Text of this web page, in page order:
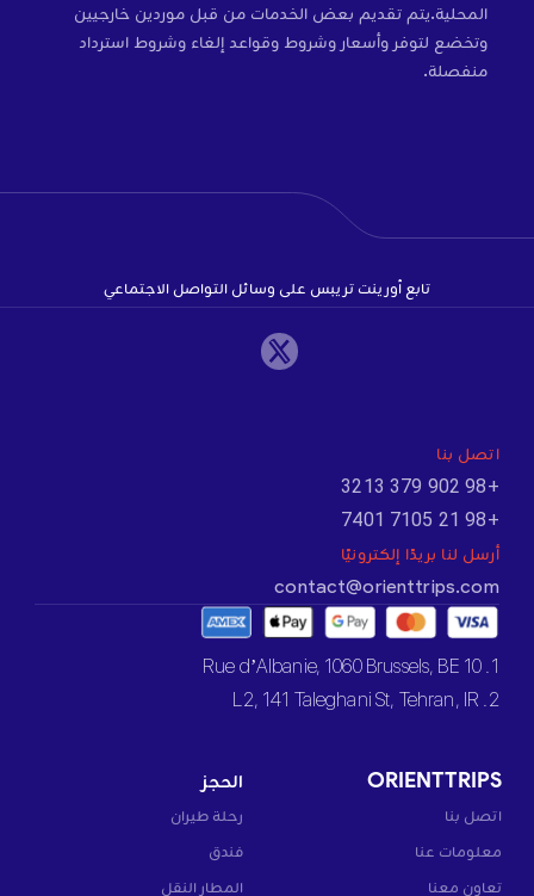
المحلية.يتم تقديم بعض الخدمات من قبل موردين خارجيين
وتخضع لتوفر وأسعار وشروط وقواعد إلغاء وشروط استرداد
منفصلة.
تابع أورينت تريبس على وسائل التواصل الاجتماعي
اتصل بنا
+98 902 379 3213
+98 21 7105 7401
أرسل لنا بريدًا إلكترونيًا
contact@orienttrips.com
1. 10 Rue d’Albanie, 1060 Brussels, BE
2. L2, 141 Taleghani St, Tehran, IR
ORIENTTRIPS
اتصل بنا
معلومات عنا
تعاون معنا
الحجز
رحلة طيران
فندق
المطار النقل